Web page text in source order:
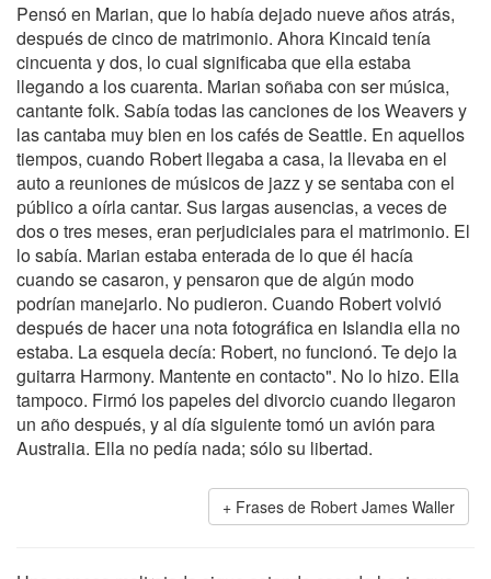
Pensó en Marian, que lo había dejado nueve años atrás,
después de cinco de matrimonio. Ahora Kincaid tenía
cincuenta y dos, lo cual significaba que ella estaba
llegando a los cuarenta. Marian soñaba con ser música,
cantante folk. Sabía todas las canciones de los Weavers y
las cantaba muy bien en los cafés de Seattle. En aquellos
tiempos, cuando Robert llegaba a casa, la llevaba en el
auto a reuniones de músicos de jazz y se sentaba con el
público a oírla cantar. Sus largas ausencias, a veces de
dos o tres meses, eran perjudiciales para el matrimonio. El
lo sabía. Marian estaba enterada de lo que él hacía
cuando se casaron, y pensaron que de algún modo
podrían manejarlo. No pudieron. Cuando Robert volvió
después de hacer una nota fotográfica en Islandia ella no
estaba. La esquela decía: Robert, no funcionó. Te dejo la
guitarra Harmony. Mantente en contacto". No lo hizo. Ella
tampoco. Firmó los papeles del divorcio cuando llegaron
un año después, y al día siguiente tomó un avión para
Australia. Ella no pedía nada; sólo su libertad.
Frases de Robert James Waller